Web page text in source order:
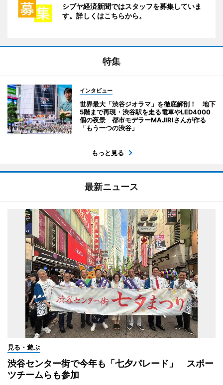
シブヤ経済新聞ではスタッフを募集していま
す。詳しくはこちらから。
特集
インタビュー
世界最大「渋谷ジオラマ」を徹底解剖！ 地下
5階まで再現・渋谷駅を走る電車やLED4000
個の夜景 都市モデラーMAJIRIさんが作る
「もう一つの渋谷」
もっと見る
最新ニュース
見る・遊ぶ
渋谷センター街で今年も「七夕パレード」 スポー
ツチームらも参加